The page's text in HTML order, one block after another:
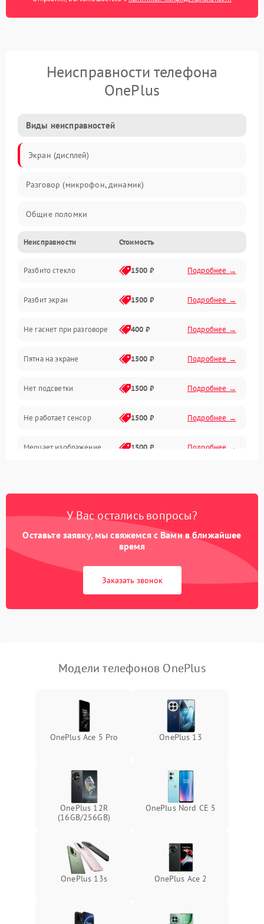
Неисправности телефона
OnePlus
Виды неисправностей
Экран (дисплей)
Разговор (микрофон, динамик)
Общие поломки
Проблемы связи
Камеры
Проблемы с дисплеем и сенсором
Зарядка
Проблемы с питанием, зарядкой и аккумулятором
Проблемы с работой системы, корпусом и другие
Неисправности Стоимость
Разбито стекло 1500 ₽ Подробнее →
Разбит экран 1500 ₽ Подробнее →
Не гаснет при разговоре 400 ₽ Подробнее →
Пятна на экране 1500 ₽ Подробнее →
Нет подсветки 1500 ₽ Подробнее →
Не работает сенсор 1500 ₽ Подробнее →
Мерцает изображение 1500 ₽ Подробнее →
У Вас остались вопросы?
Оставьте заявку, мы свяжемся с Вами в ближайшее
время
Заказать звонок
Модели телефонов OnePlus
OnePlus Ace 5 Pro OnePlus 13
OnePlus 12R
(16GB/256GB)
OnePlus Nord CE 5
OnePlus 13s OnePlus Ace 2